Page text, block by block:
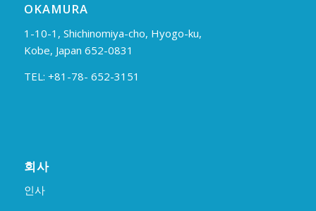
OKAMURA
1-10-1, Shichinomiya-cho, Hyogo-ku,
Kobe, Japan 652-0831
TEL: +81-78- 652-3151
회사
인사